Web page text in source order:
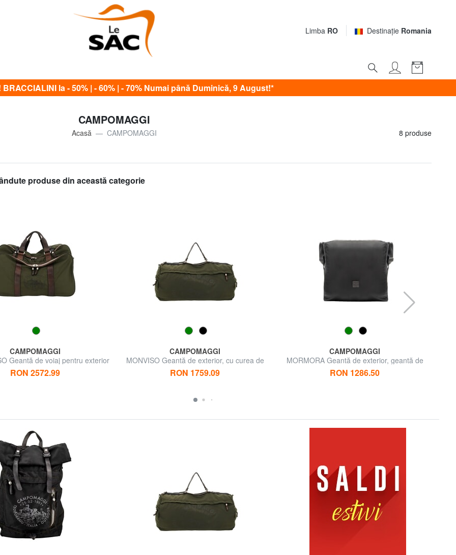
Limba RO Destinaţie Romania
la - 50% | - 60% | - 70% Numai până Duminică, 9 August!*
CAMPOMAGGI
Acasă CAMPOMAGGI 8 produse
produse din această categorie
CAMPOMAGGI
Geantă de voiaj pentru exterior
RON 2572.99
CAMPOMAGGI
MONVISO Geantă de exterior, cu curea de
umăr
RON 1759.09
CAMPOMAGGI
MORMORA Geantă de exterior, geantă de
umăr
RON 1286.50